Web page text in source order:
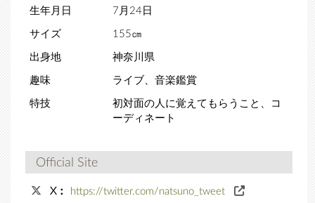
生年月日 7月24日
サイズ 155㎝
出身地 神奈川県
趣味 ライブ、音楽鑑賞
特技
初対面の人に覚えてもらうこと、コ
ーディネート
Official Site
X： https://twitter.com/natsuno_tweet